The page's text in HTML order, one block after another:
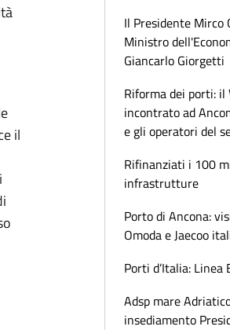
il
Il Presidente
Ministro
Giancarlo Giorgetti
Riforma dei porti:
incontrato ad
e gli operatori del
Rifinanziati i 100
infrastrutture
Porto di Ancona:
Omoda e Jaecoo
Porti d’Italia:
Adsp mare
insediamento